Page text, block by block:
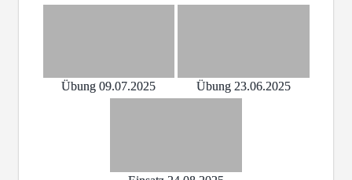
Übung 09.07.2025 Übung 23.06.2025